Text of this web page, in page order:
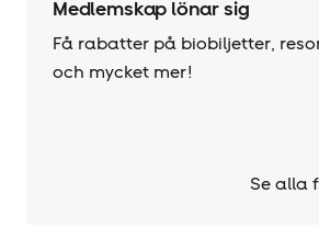
Medlemskap lönar sig
Få rabatter på biobiljetter,
och mycket mer!
Se alla